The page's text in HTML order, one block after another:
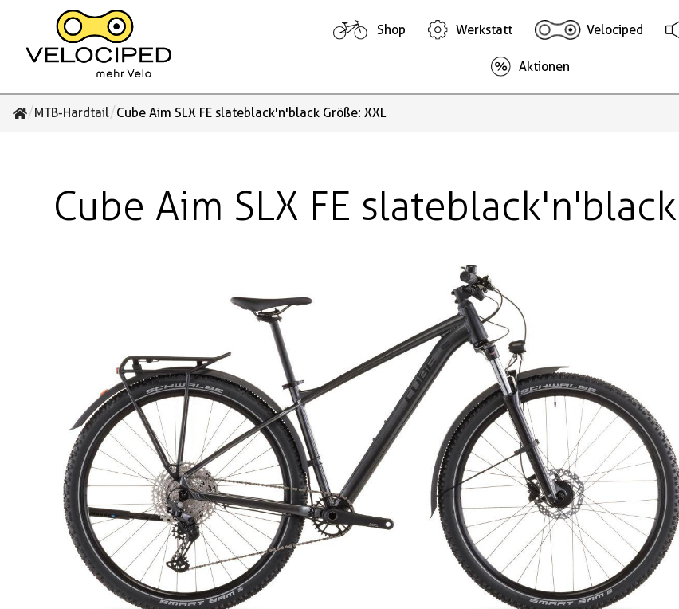
Shop Werkstatt Velociped
Aktionen
/MTB-Hardtail/Cube Aim SLX FE slateblack'n'black Größe: XXL
Cube Aim SLX FE